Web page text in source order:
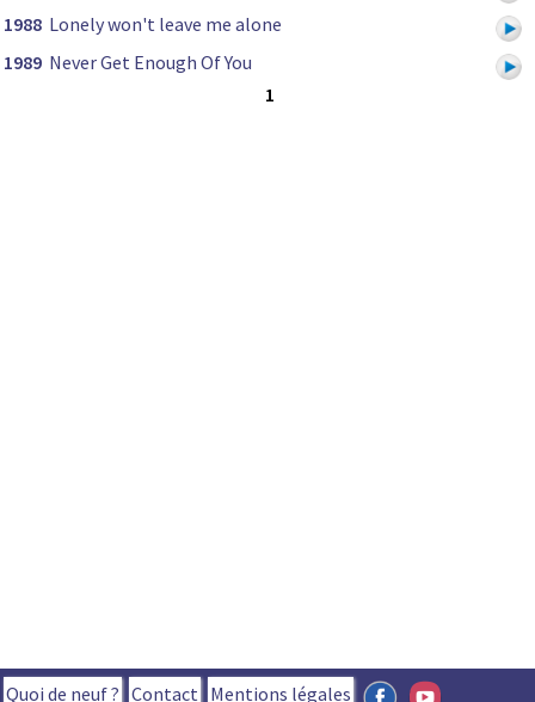
1988 Lonely won't leave me alone
1989 Never Get Enough Of You
1
Quoi de neuf ? Contact Mentions légales